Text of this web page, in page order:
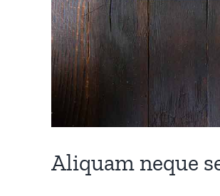
Aliquam neque